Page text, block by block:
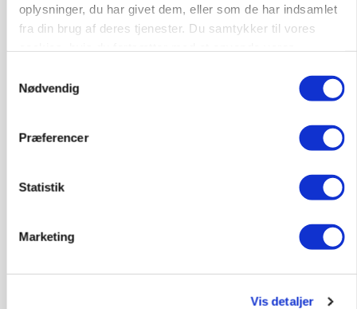
oplysninger, du har givet dem, eller som de har indsamlet
fra din brug af deres tjenester. Du samtykker til vores
Nødvendig
Præferencer
Statistik
Marketing
Vis detaljer
Annonce